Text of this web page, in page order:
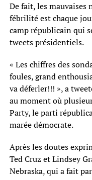
De fait, les mauvaises
fébrilité est chaque
camp républicain qui
tweets présidentiels.
« Les chiffres des
foules, grand
va déferler!!! », a
au moment où
Party, le parti
marée démocrate.
Après les doutes
Ted Cruz et Lindsey
Nebraska, qui a fait